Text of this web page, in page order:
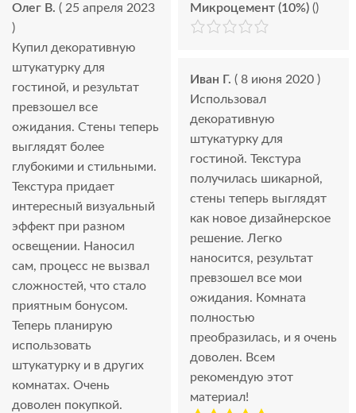
Олег В. ( 25 апреля 2023
)
Купил декоративную
штукатурку для
гостиной, и результат
превзошел все
ожидания. Стены теперь
выглядят более
глубокими и стильными.
Текстура придает
интересный визуальный
эффект при разном
освещении. Наносил
сам, процесс не вызвал
сложностей, что стало
приятным бонусом.
Теперь планирую
использовать
штукатурку и в других
комнатах. Очень
доволен покупкой.
Микроцемент (10%)()
Иван Г. ( 8 июня 2020 )
Использовал
декоративную
штукатурку для
гостиной. Текстура
получилась шикарной,
стены теперь выглядят
как новое дизайнерское
решение. Легко
наносится, результат
превзошел все мои
ожидания. Комната
полностью
преобразилась, и я очень
доволен. Всем
рекомендую этот
материал!